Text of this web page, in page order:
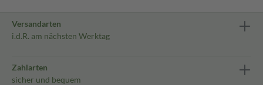
Versandarten
i.d.R. am nächsten Werktag
Zahlarten
sicher und bequem